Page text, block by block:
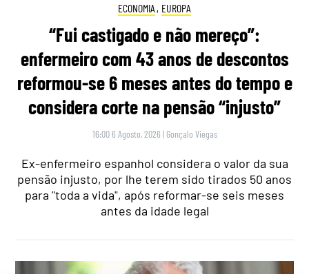
ECONOMIA , EUROPA
“Fui castigado e não mereço”:
enfermeiro com 43 anos de descontos
reformou-se 6 meses antes do tempo e
considera corte na pensão “injusto”
16:00 6 Agosto, 2026 | Gonçalo Viegas
Ex-enfermeiro espanhol considera o valor da sua
pensão injusto, por lhe terem sido tirados 50 anos
para "toda a vida", após reformar-se seis meses
antes da idade legal